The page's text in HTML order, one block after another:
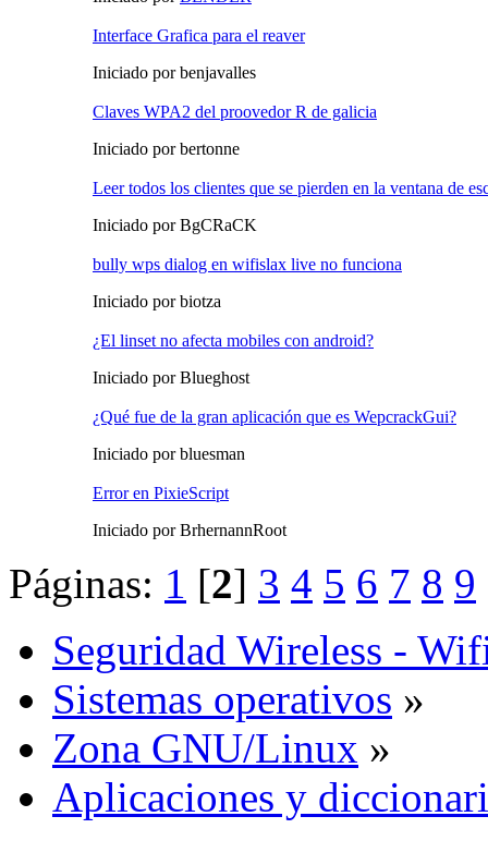
Interface Grafica para el reaver
Iniciado por benjavalles
Claves WPA2 del proovedor R de galicia
Iniciado por bertonne
Leer todos los clientes que se pierden en la ventana de
Iniciado por BgCRaCK
bully wps dialog en wifislax live no funciona
Iniciado por biotza
¿El linset no afecta mobiles con android?
Iniciado por Blueghost
¿Qué fue de la gran aplicación que es WepcrackGui?
Iniciado por bluesman
Error en PixieScript
Iniciado por BrhernannRoot
Páginas: 1 [2] 3 4 5 6 7 8 9
Seguridad Wireless -
Sistemas operativos »
Zona GNU/Linux »
Aplicaciones y